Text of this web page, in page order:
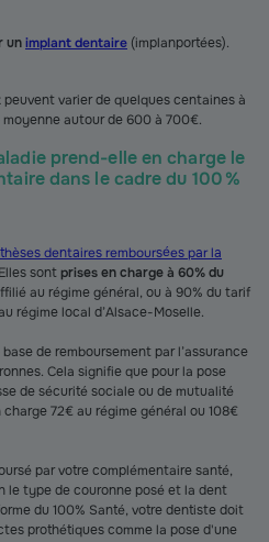
unimplant dentaire (implanportées).
varier de quelques centaines à
moyenne autour de 600 à 700€.
prend-elle en charge le
dans le cadre du 100 %
dentaires remboursées par la
sontprises en charge à 60% du
au régime général, ou à 90% du tarif
régime local d’Alsace-Moselle.
de remboursement par l’assurance
Cela signifie que pour la pose
de sécurité sociale ou de mutualité
72€ au régime général ou 108€
par votre complémentaire santé,
le type de couronne posé et la dent
du 100% Santé, votre dentiste doit
prothétiques comme la pose d'une